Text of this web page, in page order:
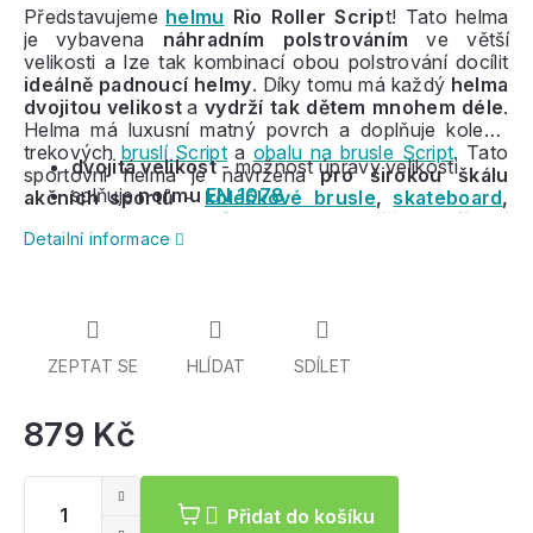
879 Kč
Přidat do košíku
Představujeme helmu Rio Roller Script! Tato helma
je vybavena náhradním polstrováním ve větší
velikosti a lze tak kombinací obou polstrování docílit
ideálně padnoucí helmy. Díky tomu má každý helma
dvojitou velikost a vydrží tak dětem mnohem déle.
Helma má luxusní matný povrch a doplňuje kolekci
trekových bruslí Scripta obalu na brusle Script. Tato
sportovní helma je navrženapro širokou škálu
akčních sportů - kolečkové brusle, skateboard,
freestyle koloběžky
a jízdní
kola. Jednoduchý řemínek a snadné zapínání.
dvojitá velikost - možnost úpravy velikosti
splňujenormuEN 1078
Detailní informace
ZEPTAT SE HLÍDAT SDÍLET